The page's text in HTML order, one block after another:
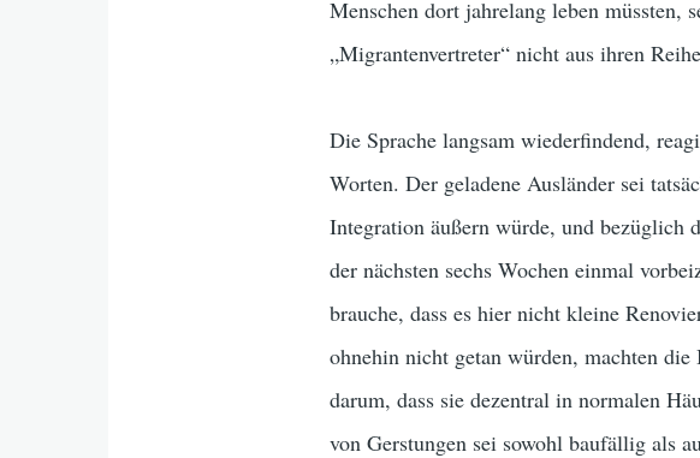
Menschen dort jahrelang leben müssten,
„Migrantenvertreter“ nicht aus ihren
Die Sprache langsam wiederfindend,
Worten. Der geladene Ausländer sei
Integration äußern würde, und bezüglich
der nächsten sechs Wochen einmal
brauche, dass es hier nicht kleine
ohnehin nicht getan würden, machten
darum, dass sie dezentral in normalen
von Gerstungen sei sowohl baufällig als